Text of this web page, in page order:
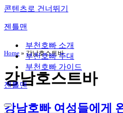
콘텐츠로 건너뛰기
젠틀맨
부천호빠 소개
부천호빠 주대
부천호빠 가이드
젠틀맨
내
Home » 강남호스트바
강남호스트바
강남호빠 여성들에게